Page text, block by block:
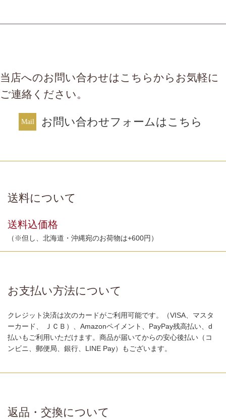
当店へのお問い合わせはこちらからお気軽に
ご連絡ください。
お問い合わせフォームはこちら
送料について
送料込価格
（※但し、北海道・沖縄宛のお荷物は+600円）
お支払い方法について
クレジット決済は次のカードがご利用可能です。（VISA、マスタ
ーカード、 ＪＣＢ）、Amazonペイメント、PayPay残高払い、d
払いもご利用いただけます。商品が届いてからの安心後払い（コ
ンビニ、郵便局、銀行、LINE Pay）もございます。
返品・交換について